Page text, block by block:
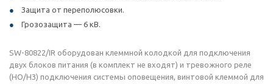
Защита от переполюсовки.
Грозозащита — 6 кВ.
SW-80822/IR оборудован клеммной колодкой для подключения
двух блоков питания (в комплект не входят) и тревожного реле
(НО/НЗ) подключения системы оповещения, винтовой клеммой для